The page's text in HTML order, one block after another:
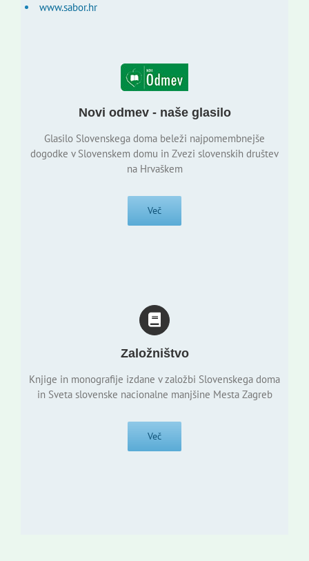
www.sabor.hr
Novi odmev - naše glasilo
Glasilo Slovenskega doma beleži najpomembnejše
dogodke v Slovenskem domu in Zvezi slovenskih društev
na Hrvaškem
Več
Založništvo
Knjige in monografije izdane v založbi Slovenskega doma
in Sveta slovenske nacionalne manjšine Mesta Zagreb
Več